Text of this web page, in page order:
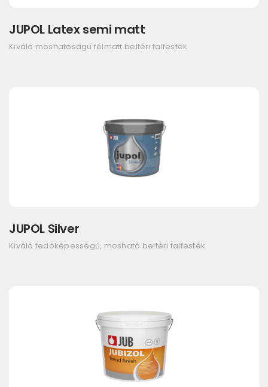
JUPOL Latex semi matt
Kiváló moshatóságú félmatt beltéri falfesték
JUPOL Silver
Kiváló fedőképességű, mosható beltéri falfesték